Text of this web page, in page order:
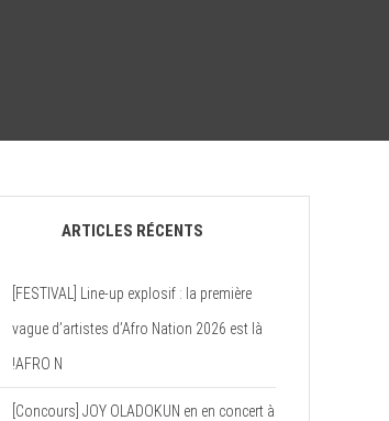
ARTICLES RÉCENTS
[FESTIVAL] Line-up explosif : la première
vague d’artistes d’Afro Nation 2026 est là
!AFRO N
[Concours] JOY OLADOKUN en en concert à